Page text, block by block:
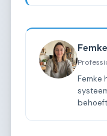
Femke